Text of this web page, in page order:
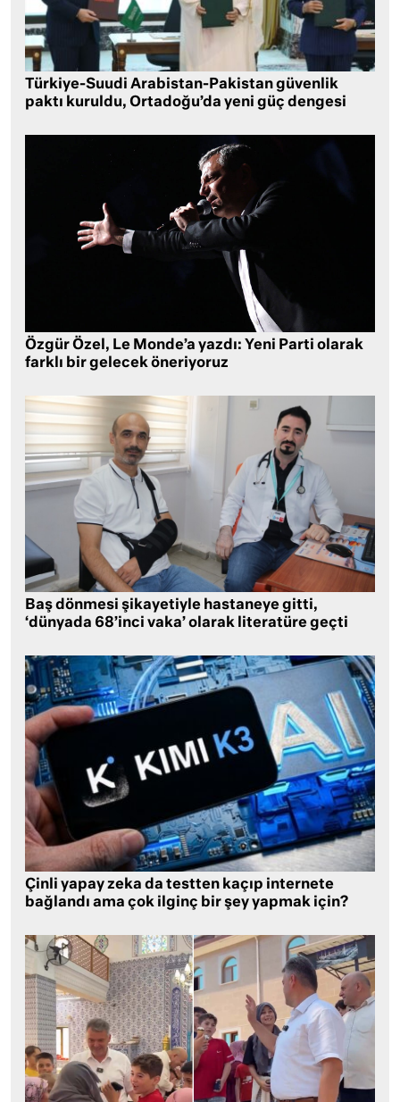
Türkiye-Suudi Arabistan-Pakistan güvenlik
paktı kuruldu, Ortadoğu’da yeni güç dengesi
Özgür Özel, Le Monde’a yazdı: Yeni Parti olarak
farklı bir gelecek öneriyoruz
Baş dönmesi şikayetiyle hastaneye gitti,
‘dünyada 68’inci vaka’ olarak literatüre geçti
Çinli yapay zeka da testten kaçıp internete
bağlandı ama çok ilginç bir şey yapmak için?